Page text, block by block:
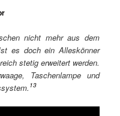
nicht mehr aus dem
es doch ein Alleskönner
stetig erweitert werden.
Taschenlampe und
13